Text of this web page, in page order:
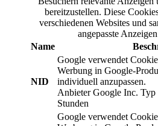
bereitzustellen. Diese
verschiedenen Websites und
angepasste
Name
NID
Google verwendet
Werbung in Google-
individuell anzupassen.
Anbieter Google Inc. Typ
Stunden
Google verwendet